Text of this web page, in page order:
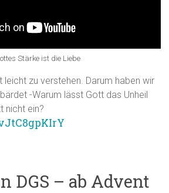
Stärke ist die Liebe
leicht zu verstehen. Darum haben wir
-Warum lässt Gott das Unheil
nicht ein?
DGS – ab Advent